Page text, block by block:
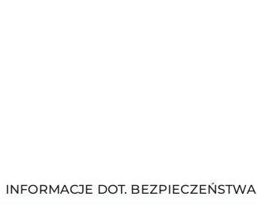
INFORMACJE DOT. BEZPIECZEŃSTWA